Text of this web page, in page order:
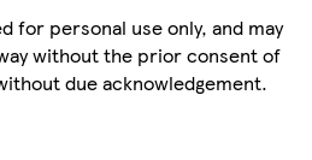
for personal use only, and may
without the prior consent of
due acknowledgement.